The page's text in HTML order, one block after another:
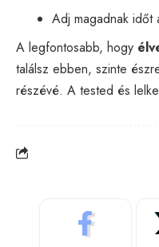
Adj magadnak
A legfontosabb, hogy
találsz ebben, szinte
részévé. A tested és